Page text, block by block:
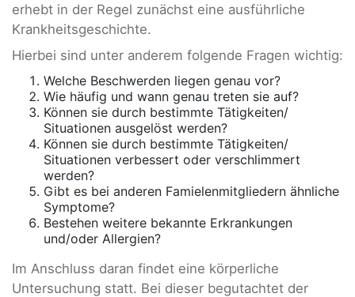
erhebt in der Regel zunächst eine ausführliche
Krankheitsgeschichte.
Hierbei sind unter anderem folgende Fragen wichtig:
Welche Beschwerden liegen genau vor?
Wie häufig und wann genau treten sie auf?
Können sie durch bestimmte Tätigkeiten/
Situationen ausgelöst werden?
Können sie durch bestimmte Tätigkeiten/
Situationen verbessert oder verschlimmert
werden?
Gibt es bei anderen Famielenmitgliedern ähnliche
Symptome?
Bestehen weitere bekannte Erkrankungen
und/oder Allergien?
Im Anschluss daran findet eine körperliche
Untersuchung statt. Bei dieser begutachtet der